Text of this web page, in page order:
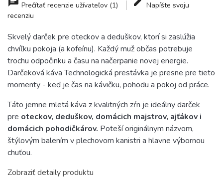
Prečítať recenzie užívateľov (1)
Napíšte svoju
recenziu
Skvelý darček pre oteckov a deduškov, ktorí si zaslúžia
chvíľku pokoja (a kofeínu). Každý muž občas potrebuje
trochu odpočinku a času na načerpanie novej energie.
Darčeková káva Technologická prestávka je presne pre tieto
momenty - keď je čas na kávičku, pohodu a pokoj od práce.
Táto jemne mletá káva z kvalitných zŕn je ideálny darček
pre oteckov, deduškov, domácich majstrov, ajťákov i
domácich pohodičkárov. Poteší originálnym názvom,
štýlovým balením v plechovom kanistri a hlavne výbornou
chuťou.
Zobraziť detaily produktu